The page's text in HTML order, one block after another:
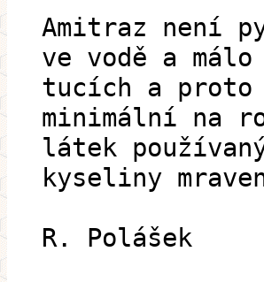
Amitraz není
ve vodě a
tucích a proto
minimální na
látek
kyseliny
R. Polášek